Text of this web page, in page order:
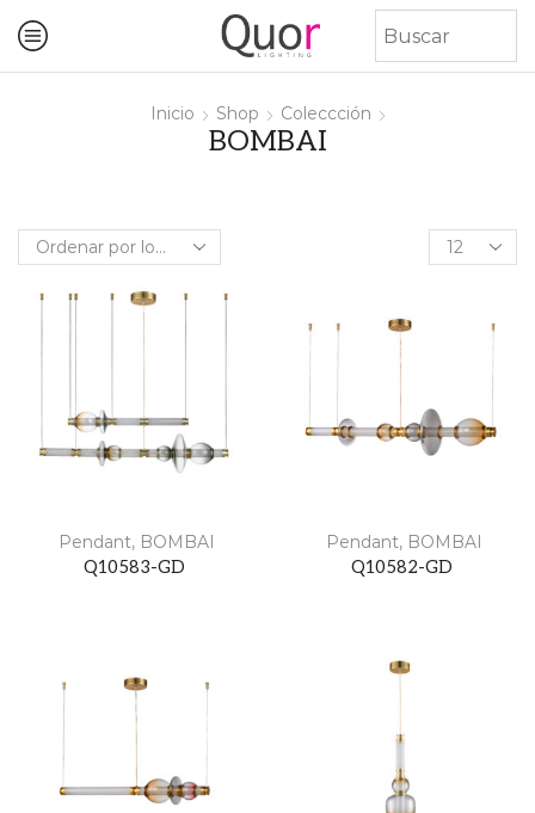
Inicio Shop Coleccción
BOMBAI
Products
per
Pendant, BOMBAI
Q10583-GD
Pendant, BOMBAI
Q10582-GD